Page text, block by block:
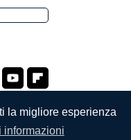
la migliore esperienza
informazioni